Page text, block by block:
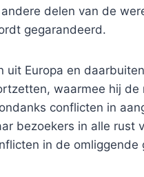
delen van de
gegarandeerd.
Europa en
waarmee hij
conflicten in
bezoekers in alle rust
in de omliggende